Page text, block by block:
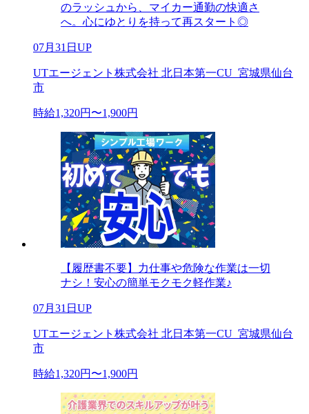
のラッシュから、マイカー通勤の快適さ
へ。心にゆとりを持って再スタート◎
07月31日UP
UTエージェント株式会社 北日本第一CU_宮城県仙台
市
時給1,320円〜1,900円
【履歴書不要】力仕事や危険な作業は一切
ナシ！安心の簡単モクモク軽作業♪
07月31日UP
UTエージェント株式会社 北日本第一CU_宮城県仙台
市
時給1,320円〜1,900円